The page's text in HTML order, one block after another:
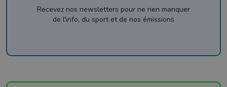
Recevez nos newsletters pour ne rien manquer
de l'info, du sport et de nos émissions